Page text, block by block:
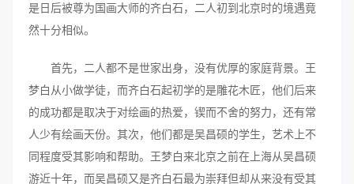
是日后被尊为国画大师的齐白石，二人初到北京时的境遇竟
然十分相似。
首先，二人都不是世家出身，没有优厚的家庭背景。王
梦白从小做学徒，而齐白石起初学的是雕花木匠，他们后来
的成功都是取决于对绘画的热爱，锲而不舍的努力，还有常
人少有绘画天份。其次，他们都是吴昌硕的学生，艺术上不
同程度受其影响和帮助。王梦白来北京之前在上海从吴昌硕
游近十年，而吴昌硕又是齐白石最为崇拜但却从来没有受其